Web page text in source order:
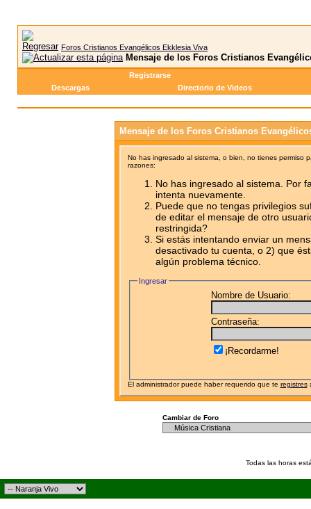
Foros Cristianos Evangélicos Ekklesia Viva
Mensaje de los Foros Cristianos
Registrarse
Descargas
Directorio de Videos
Mensaje de los Foros Cristianos
No has ingresado al sistema, o bien, no tienes permiso
razones:
No has ingresado al sistema. Por
intenta nuevamente.
Puede que no tengas privilegios
de editar el mensaje de otro
restringida?
Si estás intentando enviar un
desactivado tu cuenta, o 2) que
algún problema técnico.
Ingresar
Nombre de Usuario:
Contraseña:
¡Recordarme!
El administrador puede haber requerido que te registres
Cambiar de Foro
Todas las horas